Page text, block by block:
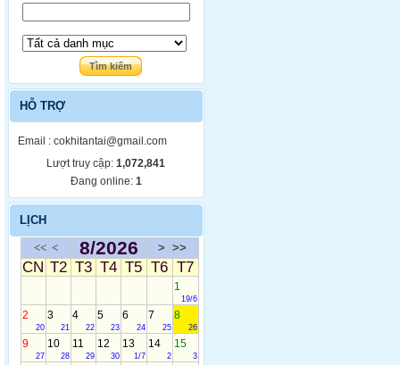
HỖ TRỢ
Email : cokhitantai@gmail.com
Lượt truy cập: 1,072,841
Đang online: 1
LỊCH
<< < 8/2026 > >>
CN T2 T3 T4 T5 T6 T7
1
19/6
2
20
3
21
4
22
5
23
6
24
7
25
8
26
9
27
10
28
11
29
12
30
13
1/7
14
2
15
3